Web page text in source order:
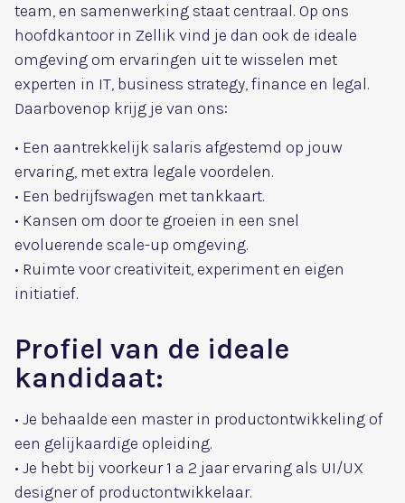
team, en samenwerking staat centraal. Op ons
hoofdkantoor in Zellik vind je dan ook de ideale
omgeving om ervaringen uit te wisselen met
experten in IT, business strategy, finance en legal.
Daarbovenop krijg je van ons:
• Een aantrekkelijk salaris afgestemd op jouw
ervaring, met extra legale voordelen.
• Een bedrijfswagen met tankkaart.
• Kansen om door te groeien in een snel
evoluerende scale-up omgeving.
• Ruimte voor creativiteit, experiment en eigen
initiatief.
Profiel van de ideale
kandidaat:
• Je behaalde een master in productontwikkeling of
een gelijkaardige opleiding.
• Je hebt bij voorkeur 1 a 2 jaar ervaring als UI/UX
designer of productontwikkelaar.